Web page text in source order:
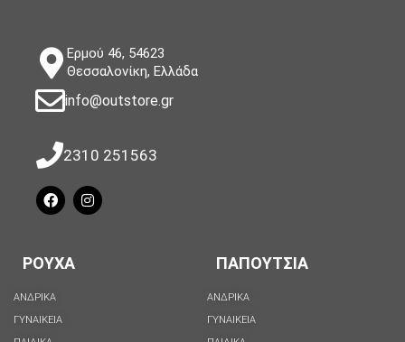
Ερμού 46, 54623
Θεσσαλονίκη, Ελλάδα
info@outstore.gr
2310 251563
ΡΟΥΧΑ
ΑΝΔΡΙΚΑ
ΓΥΝΑΙΚΕΙΑ
ΠΑΠΟΥΤΣΙΑ
ΑΝΔΡΙΚΑ
ΓΥΝΑΙΚΕΙΑ